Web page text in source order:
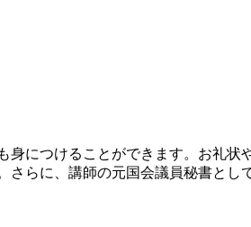
につけることができます。お礼
らに、講師の元国会議員秘書と